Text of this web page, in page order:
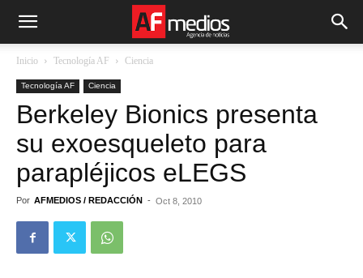
Inicio Tecnología AF Ciencia
Tecnología AF Ciencia
Berkeley Bionics presenta
su exoesqueleto para
parapléjicos eLEGS
Por AFMEDIOS / REDACCIÓN - Oct 8, 2010